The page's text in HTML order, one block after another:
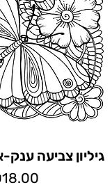
גיליון צביעה
מחיר